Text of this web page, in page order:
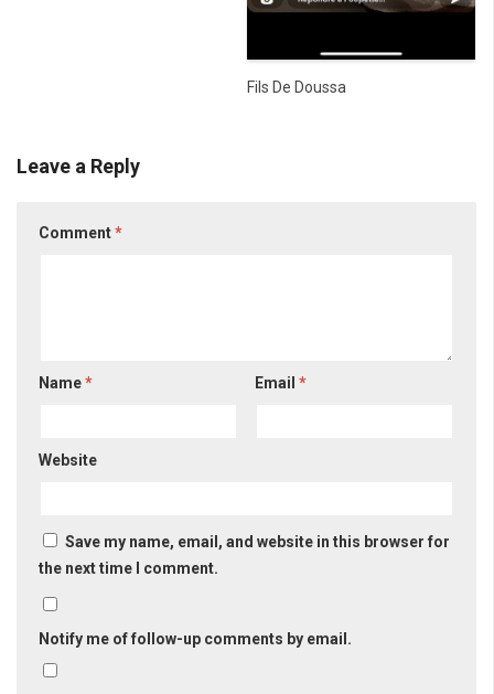
Fils De Doussa
Leave a Reply
Comment*
Name* Email*
Website
Save my name, email, and website in this browser for
the next time I comment.
Notify me of follow-up comments by email.